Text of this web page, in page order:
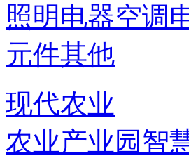
照明电器空调
元件其他
现代农业
农业产业园智